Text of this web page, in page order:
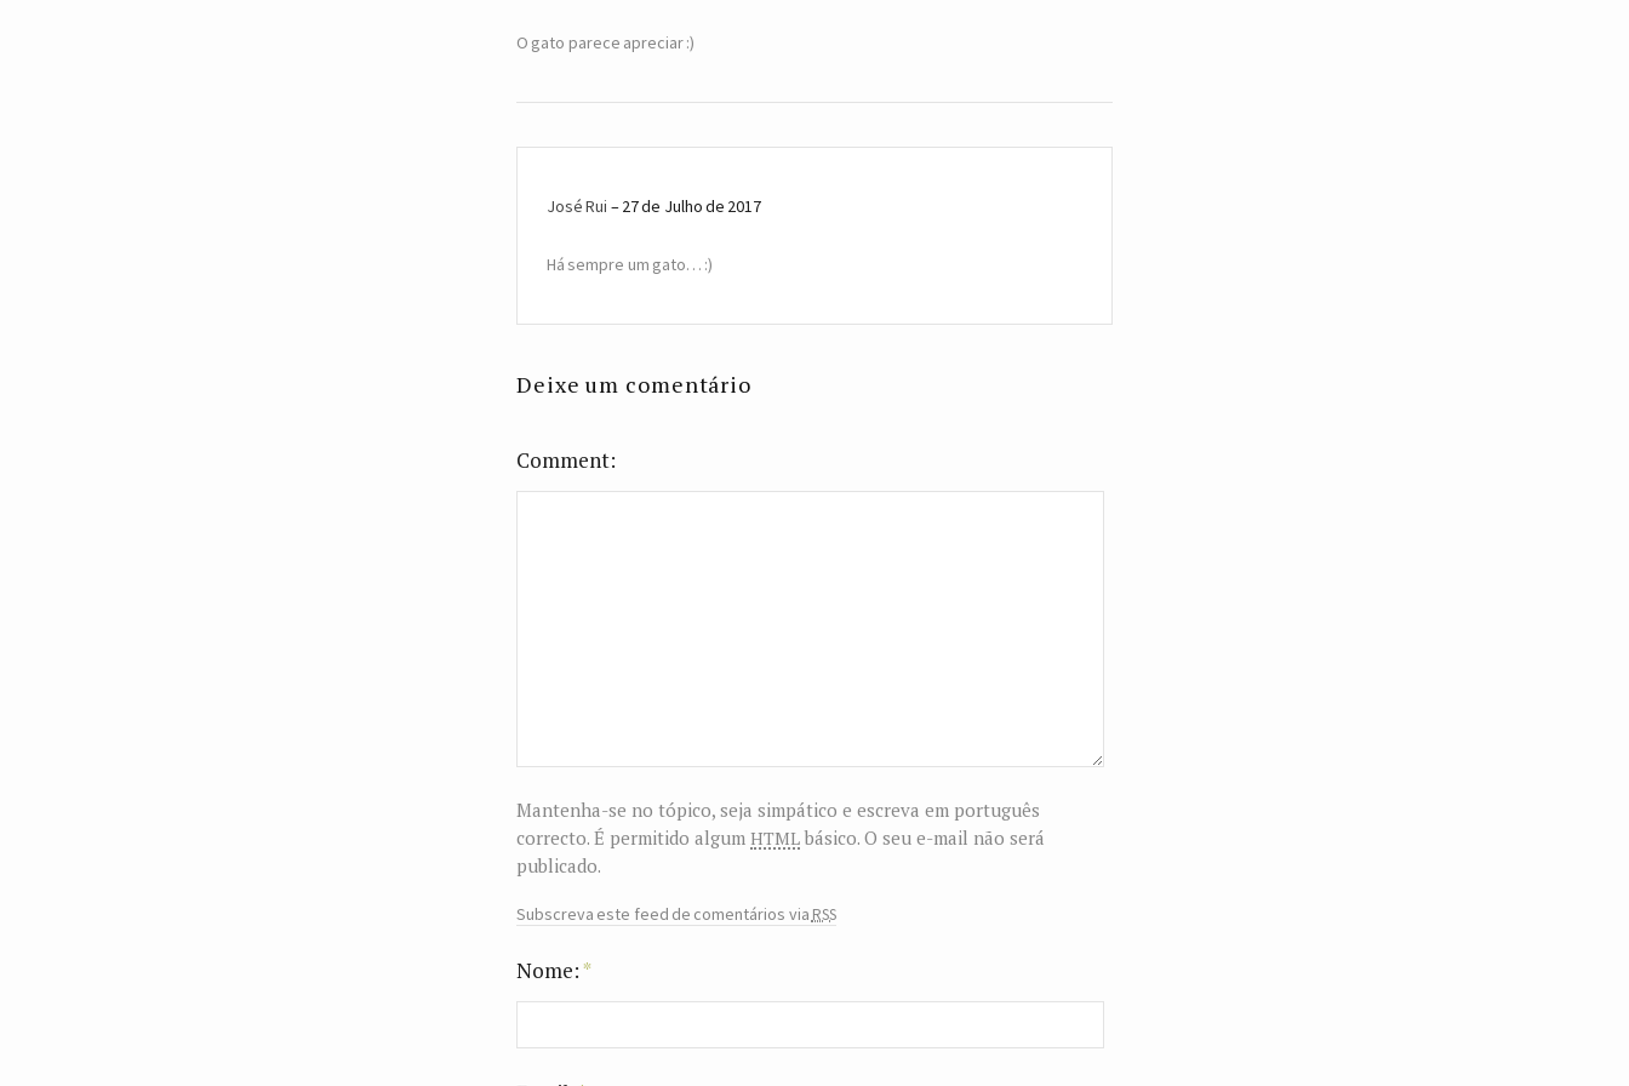
O gato parece apreciar :)
José Rui 27 de Julho de 2017
Há sempre um gato… :)
Deixe um comentário
Comment
Mantenha-se no tópico, seja simpático e escreva em português
correcto. É permitido algum htmlbásico. O seu e-mail não será
publicado.
Subscreva este feed de comentários via rss
Nome:*